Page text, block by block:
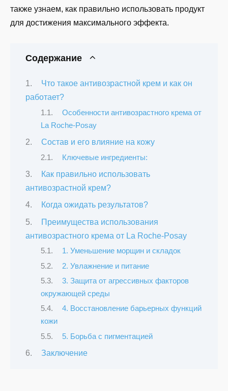
также узнаем, как правильно использовать продукт
для достижения максимального эффекта.
Содержание
Что такое антивозрастной крем и как он
работает?
Особенности антивозрастного крема от
La Roche-Posay
Состав и его влияние на кожу
Ключевые ингредиенты:
Как правильно использовать
антивозрастной крем?
Когда ожидать результатов?
Преимущества использования
антивозрастного крема от La Roche-Posay
1. Уменьшение морщин и складок
2. Увлажнение и питание
3. Защита от агрессивных факторов
окружающей среды
4. Восстановление барьерных функций
кожи
5. Борьба с пигментацией
Заключение